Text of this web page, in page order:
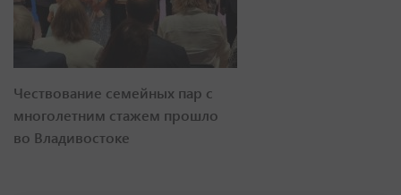
Чествование семейных пар с
многолетним стажем прошло
во Владивостоке